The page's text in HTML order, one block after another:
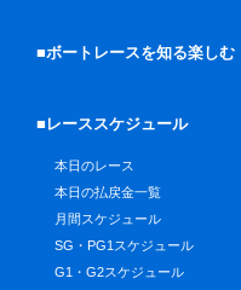
■ボートレースを知る楽しむ
■レーススケジュール
本日のレース
本日の払戻金一覧
月間スケジュール
SG・PG1スケジュール
G1・G2スケジュール